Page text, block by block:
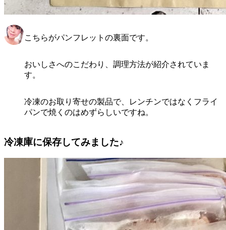
こちらがパンフレットの裏面です。
おいしさへのこだわり、調理方法が紹介されていま
す。
冷凍のお取り寄せの製品で、レンチンではなくフライ
パンで焼くのはめずらしいですね。
冷凍庫に保存してみました♪